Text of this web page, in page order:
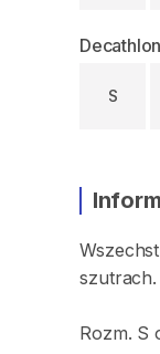
S
szutrach.
Rozm. S